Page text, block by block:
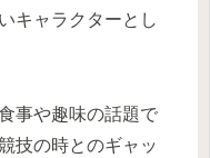
キャラクターとし
事や趣味の話題で
技の時とのギャッ